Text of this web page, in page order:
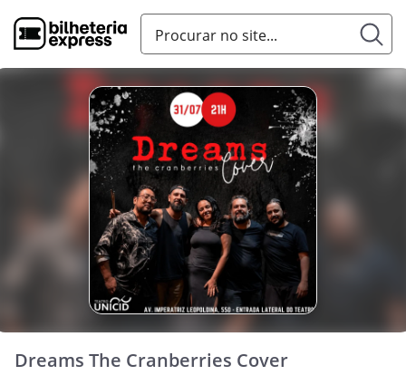
Dreams The Cranberries Cover